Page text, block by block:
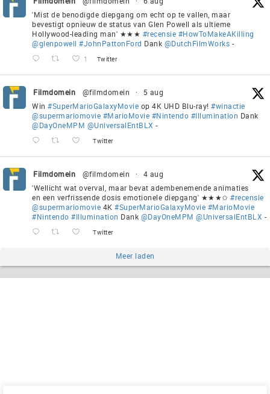
'Mist de benodigde diepgang om echt op te vallen, maar
bevestigt opnieuw de status van Glen Powell als ultieme
Hollywood-leading man' ★★★ #recensie #HowToMakeAKilling
@glenpowell #JohnPattonFord Dank @DutchFilmWorks -
1 Twitter
Filmdomein @filmdomein ·
5 aug
Win #SuperMarioGalaxyMovie op 4K UHD Blu-ray! #winactie
@supermariomovie #MarioMovie #Nintendo #Illumination Dank
@DayOneMPM @UniversalEntBLX -
Twitter
Filmdomein @filmdomein ·
4 aug
'Wellicht wat overval, maar bevat adembenemende animaties
en een verfrissende dosis emotionele diepgang' ★★★✩ #recensie
@supermariomovie 4K #SuperMarioGalaxyMovie #MarioMovie
#Nintendo #Illumination Dank @DayOneMPM @UniversalEntBLX -
Twitter
Meer laden